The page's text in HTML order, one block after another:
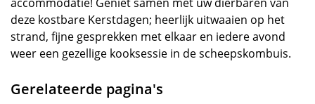
deze kostbare Kerstdagen; heerlijk uitwaaien op het
strand, fijne gesprekken met elkaar en iedere avond
weer een gezellige kooksessie in de scheepskombuis.
Gerelateerde pagina's